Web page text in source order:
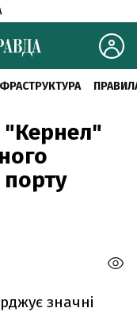
"Кернел"
порту
значні